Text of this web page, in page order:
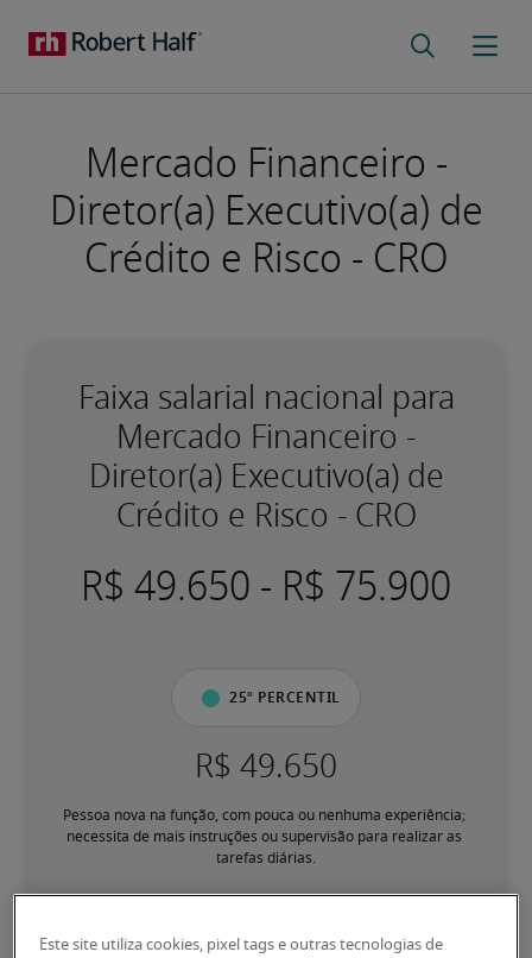
Mercado Financeiro -
Diretor(a) Executivo(a) de
Crédito e Risco - CRO
Faixa salarial nacional para
Mercado Financeiro -
Diretor(a) Executivo(a) de
Crédito e Risco - CRO
-
25º percentil
Pessoa nova na função, com pouca ou nenhuma experiência;
necessita de mais instruções ou supervisão para realizar as
tarefas diárias.
Este site utiliza cookies, pixel tags e outras tecnologias de